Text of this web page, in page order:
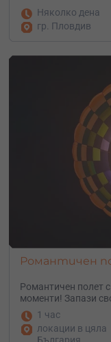
Няколко дена
гр. Пловдив
Романтичен
Романтичен полет
моменти! Запази
1 час
локации в цяла
България